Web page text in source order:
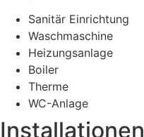
Sanitär Einrichtung
Waschmaschine
Heizungsanlage
Boiler
Therme
WC-Anlage
Installationen